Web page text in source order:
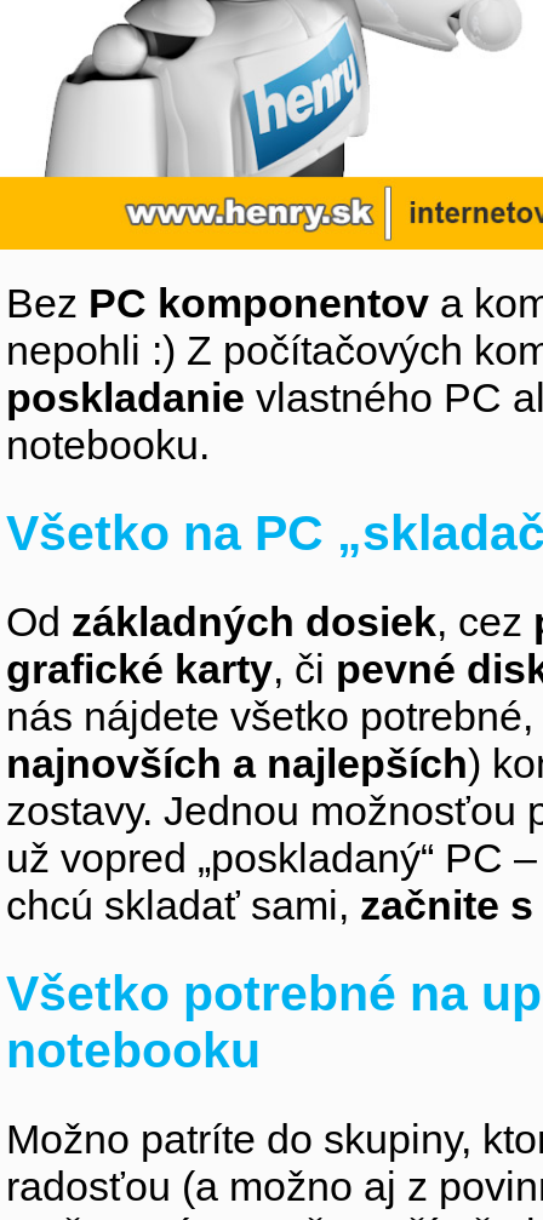
Bez PC komponentov a
nepohli :) Z počítačových
poskladanie vlastného PC
notebooku.
Všetko na PC
Od základných dosiek, cez
grafické karty, či pevné
nás nájdete všetko
najnovších a najlepších)
zostavy. Jednou možnosťou
už vopred „poskladaný“ PC
chcú skladať sami, začnite
Všetko potrebné na
notebooku
Možno patríte do skupiny,
radosťou (a možno aj z